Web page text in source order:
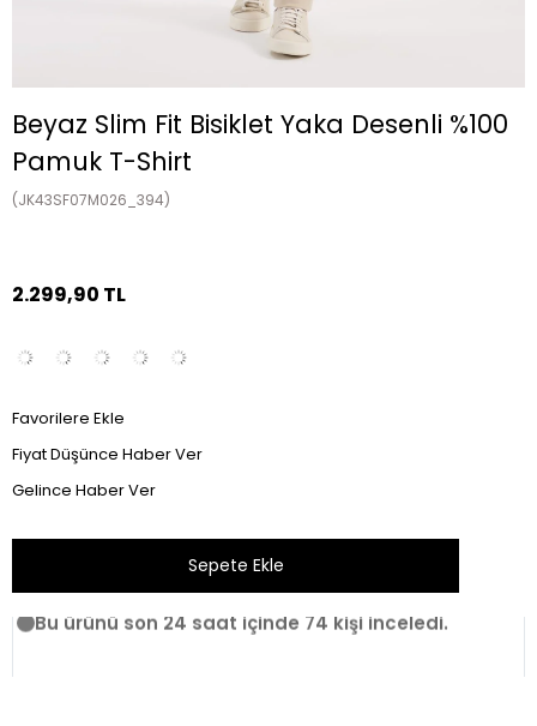
Beyaz Slim Fit Bisiklet Yaka Desenli %100
Pamuk T-Shirt
(JK43SF07M026_394)
2.299,90 TL
Favorilere Ekle
Fiyat Düşünce Haber Ver
Gelince Haber Ver
Bu ürünü son 24 saat içinde 74 kişi inceledi.